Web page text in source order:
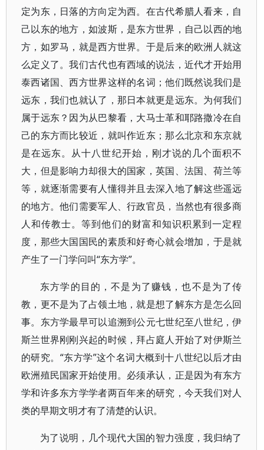
定为东，日落的方向定为西。在古代希腊人看来，自
己以东的地方，如波斯，是东方世界，自己以西的地
方，如罗马，就是西方世界。于是后来的欧洲人就这
么定义了。我们古代也有西域的说法，近代才开始用
泰西诸国、西方世界这样的名词；他们既然说我们是
远东，我们也就认了，那日本就更是远东。为何我们
属于远东？因为从巴黎看，大马士革和耶路撒冷在自
己的东方而比较近，就叫作近东；那么北京和东京就
是在远东。从十八世纪开始，刚才说的几个面积不
大，但是影响力却很大的国家，英国、法国、荷兰等
等，就逐渐需要有人懂得并且去深入地了解这些遥远
的地方。他们需要军人、行政官员，当然也有很多商
人和传教士。等到他们的财富和知识积累到一定程
度，那些大国国民的素质和好奇心就会增加，于是就
产生了一门学问叫“东方学”。
东方学的目的，不是为了赚钱，也不是为了传
教，更不是为了占领土地，就是想了解东方是怎么回
事。东方学最早可以追溯到公元七世纪至八世纪，伊
斯兰世界刚刚兴起的时候，拜占庭人开始了对伊斯兰
的研究。“东方学”这个名词大概到十八世纪以后才由
欧洲殖民国家开始使用。必须承认，正是因为有东方
学和许多东方学学者两百年来的研究，今天我们对人
类的早期文明才有了清楚的认识。
为了说明，几个现代大国的智力强度，我归纳了